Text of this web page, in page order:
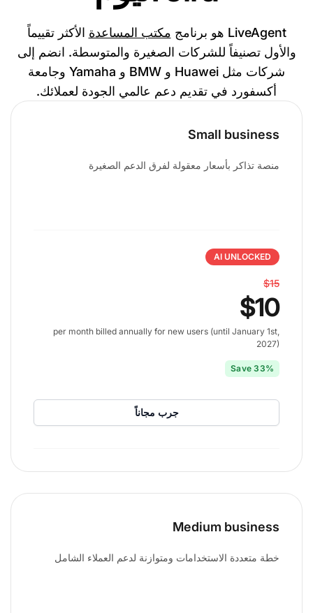
LiveAgent هو برنامج مكتب المساعدة الأكثر تقييماً
والأول تصنيفاً للشركات الصغيرة والمتوسطة. انضم إلى
شركات مثل Huawei و BMW و Yamaha وجامعة
أكسفورد في تقديم دعم عالمي الجودة لعملائك.
Small business
منصة تذاكر بأسعار معقولة لفرق الدعم الصغيرة
AI UNLOCKED
$15
$10
per month billed annually for new users (until January 1st,
2027)
Save 33%
جرب مجاناً
Medium business
خطة متعددة الاستخدامات ومتوازنة لدعم العملاء الشامل